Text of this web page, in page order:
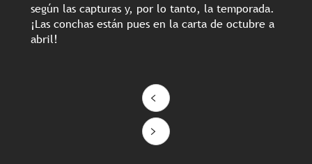
según las capturas y, por lo tanto, la temporada.
¡Las conchas están pues en la carta de octubre a
abril!